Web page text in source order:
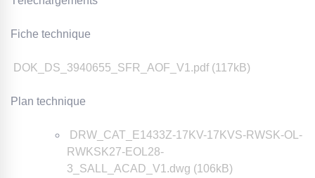
Fiche technique
DOK_DS_3940655_SFR_AOF_V1.pdf (117kB)
Plan technique
DRW_CAT_E1433Z-17KV-17KVS-RWSK-OL-
RWKSK27-EOL28-
3_SALL_ACAD_V1.dwg (106kB)